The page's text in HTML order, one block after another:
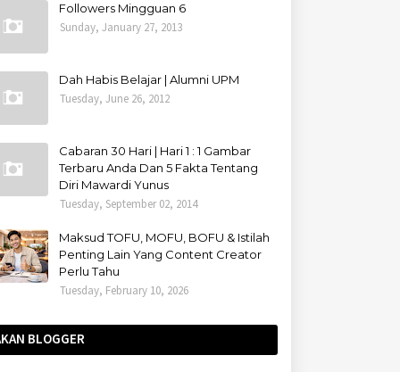
Followers Mingguan 6
Sunday, January 27, 2013
Dah Habis Belajar | Alumni UPM
Tuesday, June 26, 2012
Cabaran 30 Hari | Hari 1 : 1 Gambar
Terbaru Anda Dan 5 Fakta Tentang
Diri Mawardi Yunus
Tuesday, September 02, 2014
Maksud TOFU, MOFU, BOFU & Istilah
Penting Lain Yang Content Creator
Perlu Tahu
Tuesday, February 10, 2026
BLOGGER